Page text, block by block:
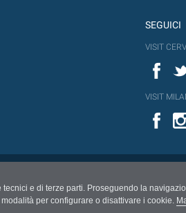
e di terze parti. Proseguendo la
per configurare o disattivare i cookie.
SEGUICI
VISIT
VISIT